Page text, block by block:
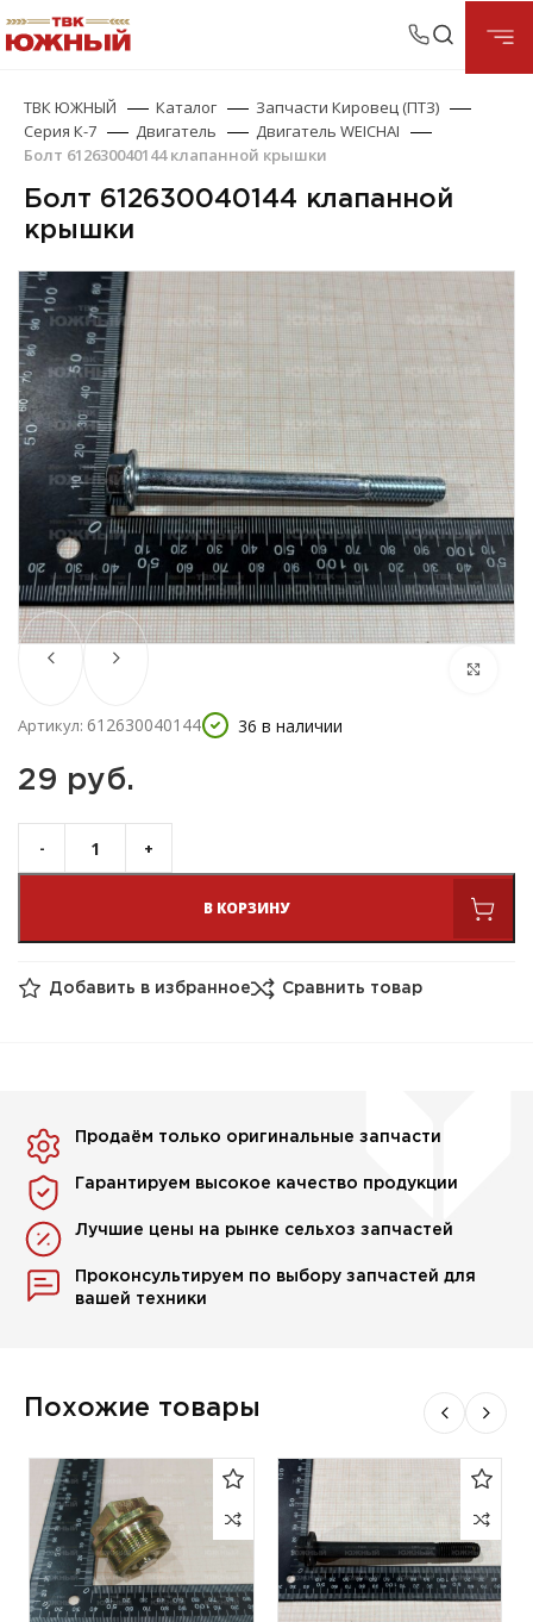
ТВК ЮЖНЫЙ Каталог
Запчасти Кировец (ПТЗ)
Серия К-7
Двигатель
Двигатель WEICHAI
Болт 612630040144 клапанной крышки
Болт 612630040144 клапанной
крышки
Артикул: 612630040144 36 в наличии
29 руб.
В КОРЗИНУ
Добавить в избранное Сравнить товар
Продаём только оригинальные запчасти
Гарантируем высокое качество продукции
Лучшие цены на рынке сельхоз запчастей
Проконсультируем по выбору запчастей для
вашей техники
Похожие товары